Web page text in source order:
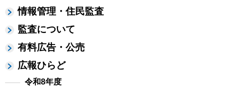
情報管理・住民監査
監査について
有料広告・公売
広報ひらど
令和8年度